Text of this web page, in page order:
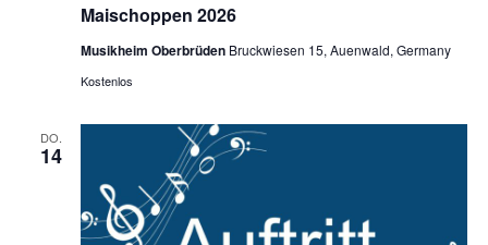
Maischoppen 2026
Musikheim Oberbrüden Bruckwiesen 15, Auenwald, Germany
Kostenlos
DO.
14